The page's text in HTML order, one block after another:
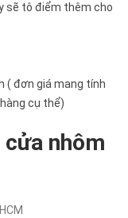
sẽ tô điểm thêm cho
( đơn giá mang tính
cụ thể)
nhôm